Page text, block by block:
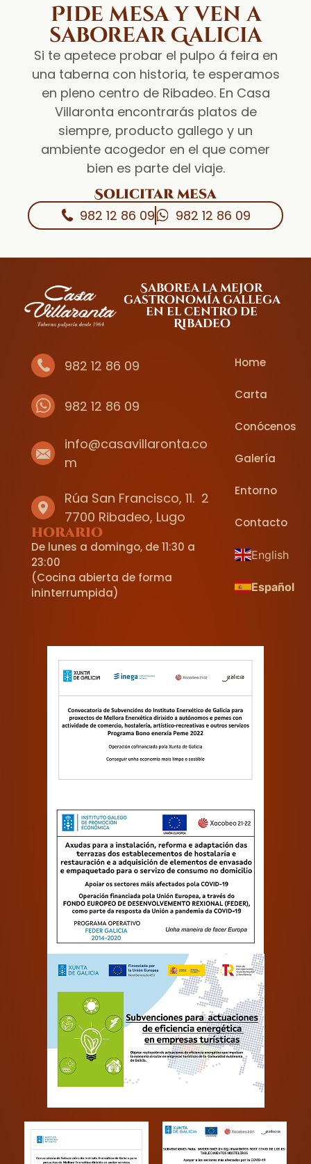
Pide mesa y ven a
saborear Galicia
Si te apetece probar el pulpo á feira en
una taberna con historia, te esperamos
en pleno centro de Ribadeo. En Casa
Villaronta encontrarás platos de
siempre, producto gallego y un
ambiente acogedor en el que comer
bien es parte del viaje.
Solicitar mesa
982 12 86 09 982 12 86 09
Saborea la mejor
gastronomía gallega
en el centro de
Ribadeo
982 12 86 09
982 12 86 09
info@casavillaronta.co
m
Rúa San Francisco, 11. 2
7700 Ribadeo, Lugo
horario
De lunes a domingo, de 11:30 a
23:00
(Cocina abierta de forma
ininterrumpida)
Home
Carta
Conócenos
Galería
Entorno
Contacto
English
Español